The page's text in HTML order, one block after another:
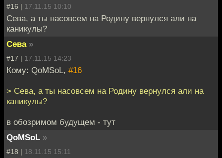
#16 | 17.11.15 10:10
Сева, а ты насовсем на Родину вернулся али на
каникулы?
Сева »
#17 | 17.11.15 14:23
Кому: QoMSoL, #16
> Сева, а ты насовсем на Родину вернулся али на
каникулы?
в обозримом будущем - тут
QoMSoL »
#18 | 18.11.15 15:11